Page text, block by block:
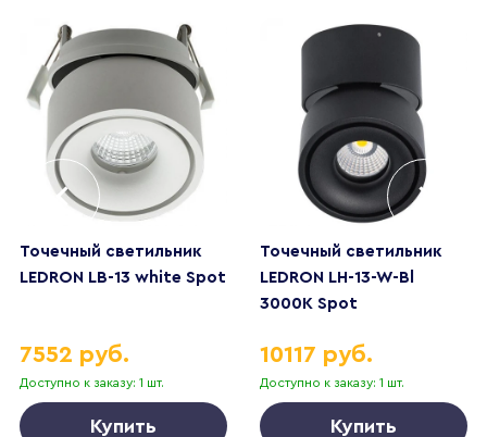
Точечный светильник
LEDRON LB-13 white Spot
Доступно к заказу: 1 шт.
7552 руб.
Купить
Точечный светильник
LEDRON LH-13-W-Bl
3000K Spot
Доступно к заказу: 1 шт.
10117 руб.
Купить